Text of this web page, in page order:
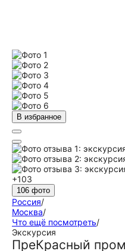
В избранное
+103
106 фото
Россия/
Москва/
Что ещё посмотреть/
Экскурсия
ПреКрасный